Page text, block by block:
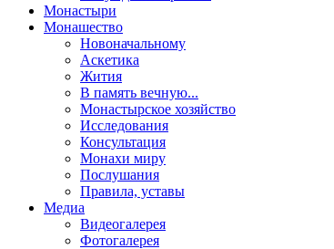
Монастыри
Монашество
Новоначальному
Аскетика
Жития
В память вечную...
Монастырское хозяйство
Исследования
Консультация
Монахи миру
Послушания
Правила, уставы
Медиа
Видеогалерея
Фотогалерея